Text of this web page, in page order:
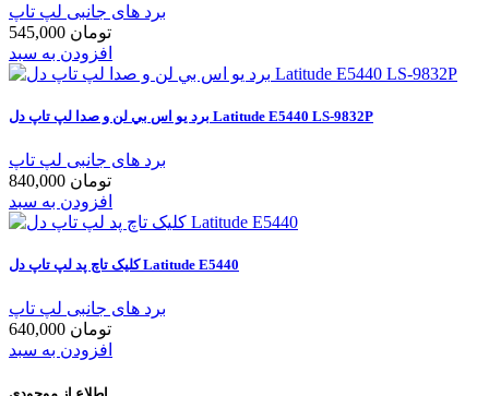
برد های جانبی لپ تاپ
545,000 تومان
افزودن به سبد
برد يو اس بي لن و صدا لپ تاپ دل Latitude E5440 LS-9832P
برد های جانبی لپ تاپ
840,000 تومان
افزودن به سبد
کليک تاچ پد لپ تاپ دل Latitude E5440
برد های جانبی لپ تاپ
640,000 تومان
افزودن به سبد